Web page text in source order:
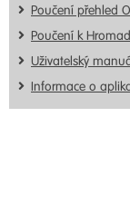
Poučení přehled
Poučení k
Uživatelský
Informace o